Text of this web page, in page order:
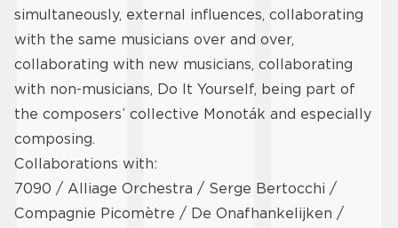
simultaneously, external influences, collaborating
with the same musicians over and over,
collaborating with new musicians, collaborating
with non-musicians, Do It Yourself, being part of
the composers’ collective Monoták and especially
composing.
Collaborations with:
7090 / Alliage Orchestra / Serge Bertocchi /
Compagnie Picomètre / De Onafhankelijken /